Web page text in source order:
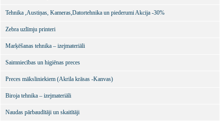
Tehnika ,Austiņas, Kameras,Datortehnika un piederumi Akcija -30%
Zebra uzlīmju printeri
Marķēšanas tehnika – izejmateriāli
Saimniecības un higiēnas preces
Preces māksliniekiem (Akrila krāsas -Kanvas)
Biroja tehnika – izejmateriāli
Naudas pārbaudītāji un skaitītāji